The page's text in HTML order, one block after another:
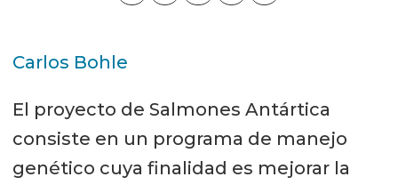
Carlos Bohle
El proyecto de Salmones Antártica
consiste en un programa de manejo
genético cuya finalidad es mejorar la